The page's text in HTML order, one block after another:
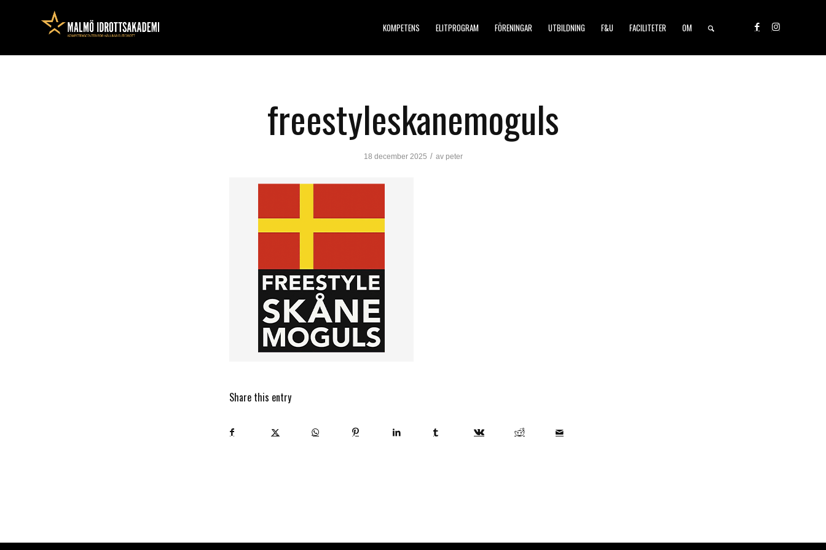
KOMPETENS ELITPROGRAM FÖRENINGAR UTBILDNING F&U FACILITETER OM
freestyleskanemoguls
18 december 2025 / av peter
Share this entry